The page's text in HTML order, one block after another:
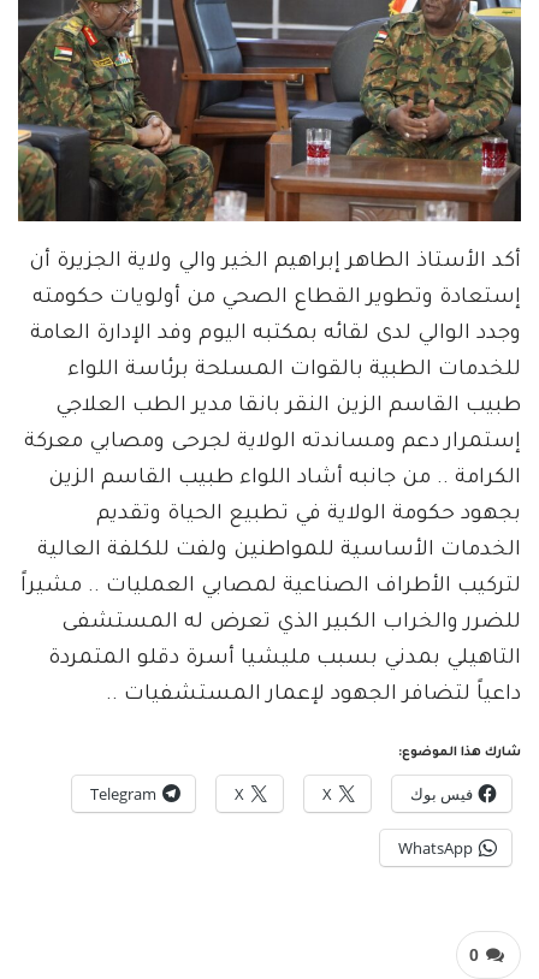
أكد الأستاذ الطاهر إبراهيم الخير والي ولاية الجزيرة أن
إستعادة وتطوير القطاع الصحي من أولويات حكومته
وجدد الوالي لدى لقائه بمكتبه اليوم وفد الإدارة العامة
للخدمات الطبية بالقوات المسلحة برئاسة اللواء
طبيب القاسم الزين النقر بانقا مدير الطب العلاجي
إستمرار دعم ومساندته الولاية لجرحى ومصابي معركة
الكرامة .. من جانبه أشاد اللواء طبيب القاسم الزين
بجهود حكومة الولاية في تطبيع الحياة وتقديم
الخدمات الأساسية للمواطنين ولفت للكلفة العالية
لتركيب الأطراف الصناعية لمصابي العمليات .. مشيراً
للضرر والخراب الكبير الذي تعرض له المستشفى
التاهيلي بمدني بسبب مليشيا أسرة دقلو المتمردة
داعياً لتضافر الجهود لإعمار المستشفيات ..
شارك هذا الموضوع:
فيس بوك X
X
Telegram
WhatsApp
0